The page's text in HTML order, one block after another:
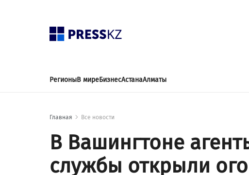
РегионыВ миреБизнесАстанаАлматы
Главная Все новости
В Вашингтоне
службы открыли